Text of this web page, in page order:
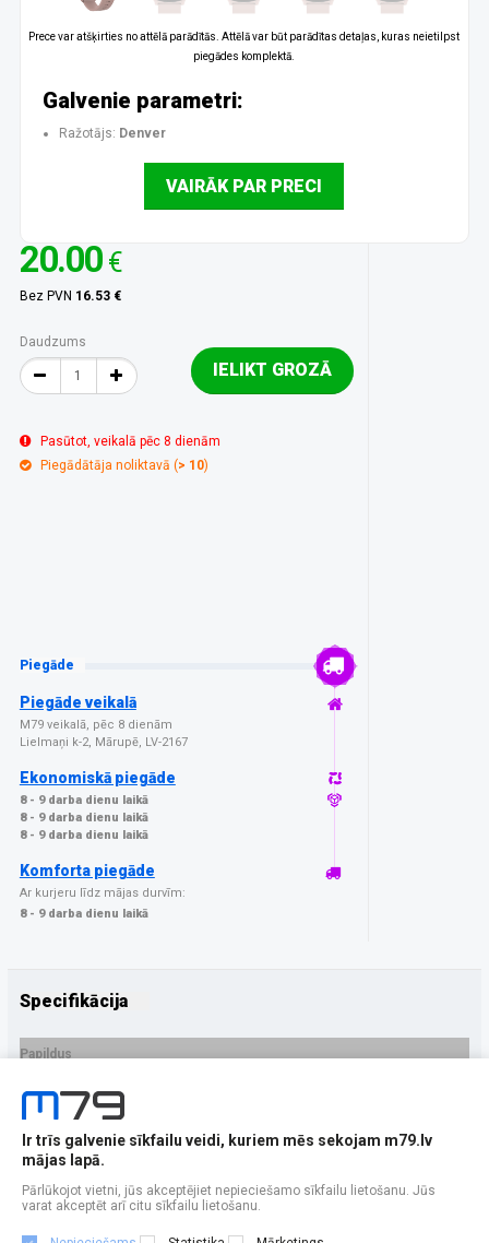
Prece var atšķirties no attēlā parādītās. Attēlā var būt parādītas detaļas, kuras neietilpst
piegādes komplektā.
Galvenie parametri:
Ražotājs: Denver
VAIRĀK PAR PRECI
20.00 €
Bez PVN 16.53 €
Daudzums
IELIKT GROZĀ
Pasūtot, veikalā pēc 8 dienām
Piegādātāja noliktavā (> 10)
Piegāde
Piegāde veikalā
M79 veikalā, pēc 8 dienām
Lielmaņi k-2, Mārupē, LV-2167
Ekonomiskā piegāde
8 - 9 darba dienu laikā
8 - 9 darba dienu laikā
8 - 9 darba dienu laikā
Komforta piegāde
Ar kurjeru līdz mājas durvīm:
8 - 9 darba dienu laikā
Specifikācija
Papildus
Ražotājs
PRECES APRAKSTS
Preces EAN - 5706751076695
Ir trīs galvenie sīkfailu veidi, kuriem mēs sekojam m79.lv
mājas lapā.
Pārlūkojot vietni, jūs akceptējiet nepieciešamo sīkfailu lietošanu. Jūs
varat akceptēt arī citu sīkfailu lietošanu.